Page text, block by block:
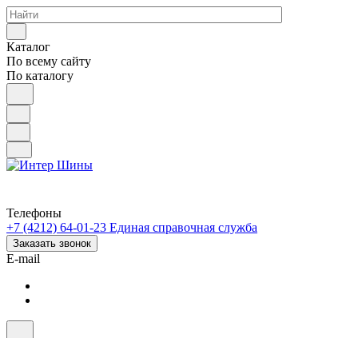
Каталог
По всему сайту
По каталогу
Телефоны
+7 (4212) 64-01-23 Единая справочная служба
Заказать звонок
E-mail